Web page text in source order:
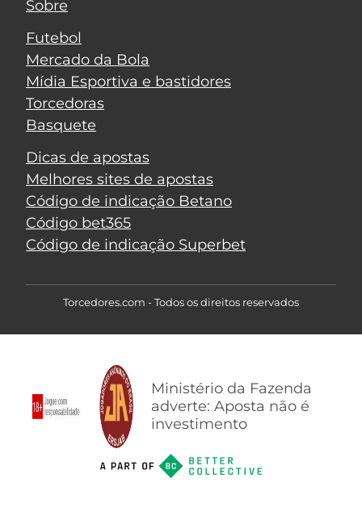
Sobre
Futebol
Mercado da Bola
Mídia Esportiva e bastidores
Torcedoras
Basquete
Dicas de apostas
Melhores sites de apostas
Código de indicação Betano
Código bet365
Código de indicação Superbet
Torcedores.com - Todos os direitos reservados
Ministério da Fazenda
adverte: Aposta não é
investimento